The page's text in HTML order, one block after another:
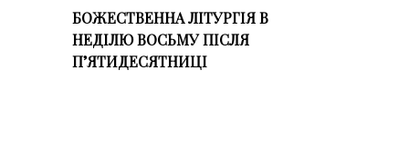
БОЖЕСТВЕННА ЛІТУРГІЯ В
НЕДІЛЮ ВОСЬМУ ПІСЛЯ
ПʼЯТИДЕСЯТНИЦІ